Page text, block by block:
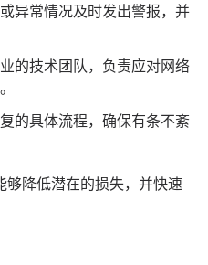
异常情况及时发出警报，并
的技术团队，负责应对网络
的具体流程，确保有条不紊
够降低潜在的损失，并快速